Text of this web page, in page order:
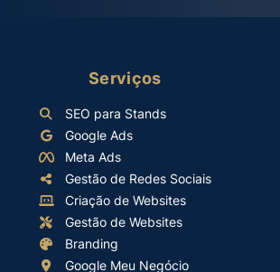
Serviços
SEO para Stands
Google Ads
Meta Ads
Gestão de Redes Sociais
Criação de Websites
Gestão de Websites
Branding
Google Meu Negócio